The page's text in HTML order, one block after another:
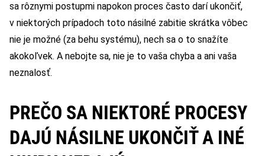
sa rôznymi postupmi napokon proces často darí ukončiť,
v niektorých prípadoch toto násilné zabitie skrátka vôbec
nie je možné (za behu systému), nech sa o to snažíte
akokoľvek. A nebojte sa, nie je to vaša chyba a ani vaša
neznalosť.
PREČO SA NIEKTORÉ PROCESY
DAJÚ NÁSILNE UKONČIŤ A INÉ